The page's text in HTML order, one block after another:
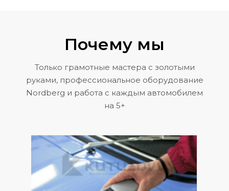
Почему мы
Только грамотные мастера с золотыми
руками, профессиональное оборудование
Nordberg и работа с каждым автомобилем
на 5+